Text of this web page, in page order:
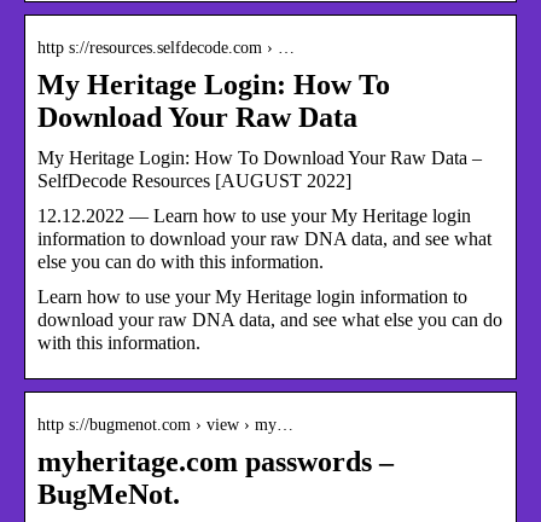
http s://resources.selfdecode.com › …
My Heritage Login: How To
Download Your Raw Data
My Heritage Login: How To Download Your Raw Data –
SelfDecode Resources [AUGUST 2022]
12.12.2022 — Learn how to use your My Heritage login
information to download your raw DNA data, and see what
else you can do with this information.
Learn how to use your My Heritage login information to
download your raw DNA data, and see what else you can do
with this information.
http s://bugmenot.com › view › my…
myheritage.com passwords –
BugMeNot.